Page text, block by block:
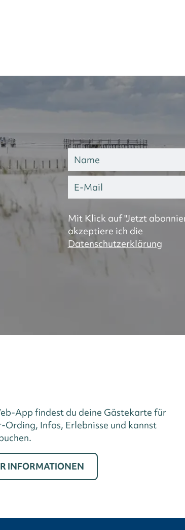
Mit Klick auf "Jetzt
akzeptiere ich die
Datenschutzerklärung
App findest du deine Gästekarte für
Ording, Infos, Erlebnisse und kannst
INFORMATIONEN